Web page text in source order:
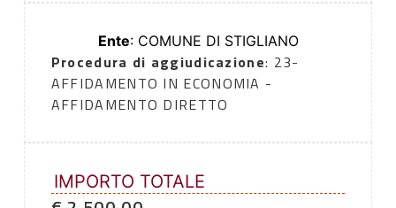
Ente: COMUNE DI STIGLIANO
Procedura di aggiudicazione: 23-
AFFIDAMENTO IN ECONOMIA -
AFFIDAMENTO DIRETTO
IMPORTO TOTALE